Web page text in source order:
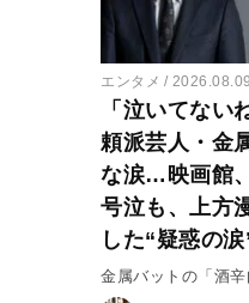
エンタメ 2026.08.09
「泣いてない
頼派芸人・金
な涙…映画館
号泣も、上方
した“疑惑の涙
金属バットの「酒辛